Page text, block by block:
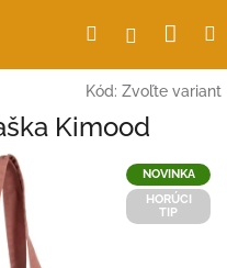
Hľadať
Kód: Zvoľte variant
Kimood
NOVINKA
HORÚCI
TIP